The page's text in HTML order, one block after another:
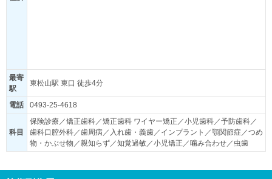
最寄
駅
東松山駅 東口 徒歩4分
電話 0493-25-4618
科目
保険診療／矯正歯科／矯正歯科 ワイヤー矯正／小児歯科／予防歯科／
歯科口腔外科／歯周病／入れ歯・義歯／インプラント／顎関節症／つめ
物・かぶせ物／親知らず／知覚過敏／小児矯正／噛み合わせ／虫歯